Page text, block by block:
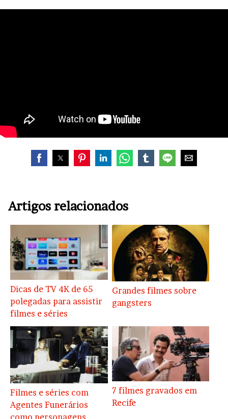
Artigos relacionados
Dicas de TV 4K de 65
polegadas para assistir
filmes e séries
Grandes filmes sobre
gangsters
Filmes e séries com
Agentes Funerários
como personagens
7 filmes gravados em
Recife